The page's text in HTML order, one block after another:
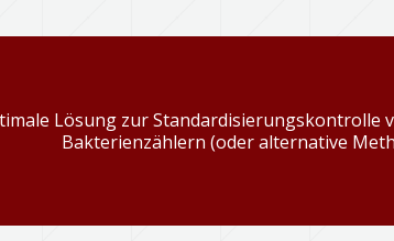
Lösung zur Standardisierungskontrolle
Bakterienzählern (oder alternative